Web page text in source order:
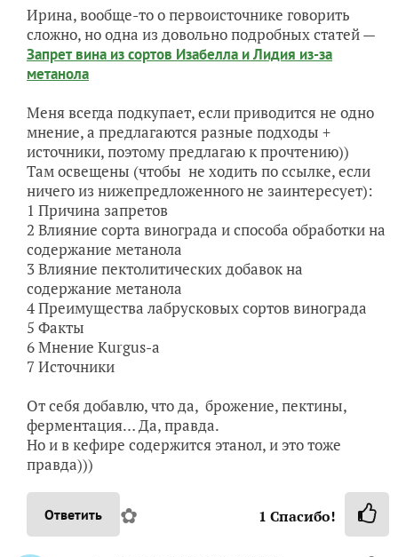
Ирина, вообще-то о первоисточнике говорить
сложно, но одна из довольно подробных статей —
Запрет вина из сортов Изабелла и Лидия из-за
метанола
Меня всегда подкупает, если приводится не одно
мнение, а предлагаются разные подходы +
источники, поэтому предлагаю к прочтению))
Там освещены (чтобы не ходить по ссылке, если
ничего из нижепредложенного не заинтересует):
1 Причина запретов
2 Влияние сорта винограда и способа обработки на
содержание метанола
3 Влияние пектолитических добавок на
содержание метанола
4 Преимущества лабрусковых сортов винограда
5 Факты
6 Мнение Kurgus-а
7 Источники
От себя добавлю, что да, брожение, пектины,
ферментация… Да, правда.
Но и в кефире содержится этанол, и это тоже
правда)))
Ответить ✿ 1 Спасибо!